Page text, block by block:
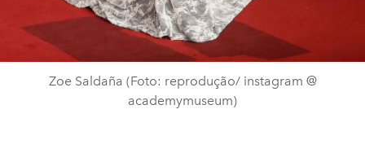
Zoe Saldaña (Foto: reprodução/ instagram @
academymuseum)